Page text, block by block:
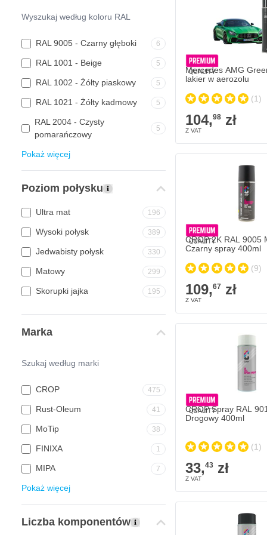
RAL 9005 - Czarny głęboki 6
RAL 1001 - Beige 5
RAL 1002 - Żółty piaskowy 5
RAL 1021 - Żółty kadmowy 5
RAL 2004 - Czysty
pomarańczowy
5
Pokaż więcej
Poziom połysku
Ultra mat 196
Wysoki połysk 389
Jedwabisty połysk 330
Matowy 299
Skorupki jajka 195
Marka
CROP 475
Rust-Oleum 41
MoTip 38
FINIXA 1
MIPA 7
Pokaż więcej
Liczba komponentów
Mercedes AMG
lakier w aerozolu
(1)
104,98zł
CROP 2K RAL 9005
Czarny spray 400ml
(9)
109,67zł
W magazynie
Stopień połysku
CROP Spray RAL
Drogowy 400ml
(1)
33,43zł
W magazynie